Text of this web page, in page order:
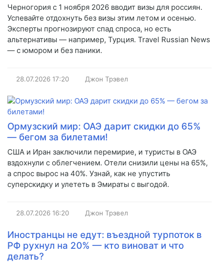
Черногория с 1 ноября 2026 вводит визы для россиян.
Успевайте отдохнуть без визы этим летом и осенью.
Эксперты прогнозируют спад спроса, но есть
альтернативы — например, Турция. Travel Russian News
— с юмором и без паники.
28.07.2026 17:20 Джон Трэвел
Ормузский мир: ОАЭ дарит скидки до 65%
— бегом за билетами!
США и Иран заключили перемирие, и туристы в ОАЭ
вздохнули с облегчением. Отели снизили цены на 65%,
а спрос вырос на 40%. Узнай, как не упустить
суперскидку и улететь в Эмираты с выгодой.
28.07.2026 16:20 Джон Трэвел
Иностранцы не едут: въездной турпоток в
РФ рухнул на 20% — кто виноват и что
делать?